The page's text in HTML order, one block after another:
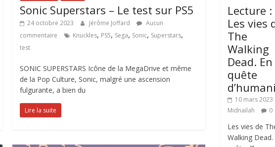
Sonic Superstars – Le test sur PS5
24 octobre 2023 Jérôme Joffard
Aucun
commentaire
Knuckles, PS5, Sega, Sonic, Superstars,
test
SONIC SUPERSTARS Icône de la MegaDrive et même
de la Pop Culture, Sonic, malgré une ascension
fulgurante, a bien du
Lire la suite
Lecture :
Les vies
The
Walking
Dead. En
quête
10 mars 2023
Midnailah
0
Les vies de
Walking Dead.